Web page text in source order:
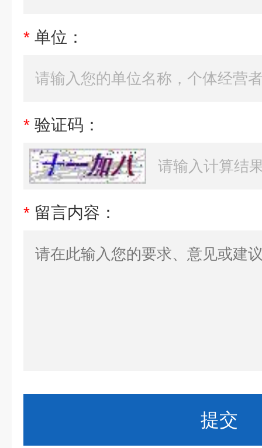
* 单位：
* 验证码：
* 留言内容：